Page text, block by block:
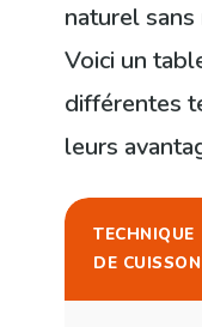
naturel sans
Voici un
différentes
leurs
TECHNIQUE
DE CUISSON